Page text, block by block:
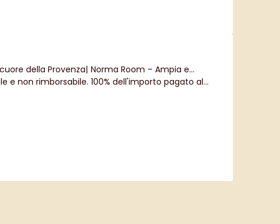
della Provenza| Norma Room – Ampia e
| Camera Otello – Bed and Breakfast di charme in
non rimborsabile. 100% dell'importo pagato al